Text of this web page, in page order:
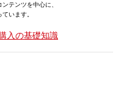
テンツを中心に、
います。
入の基礎知識